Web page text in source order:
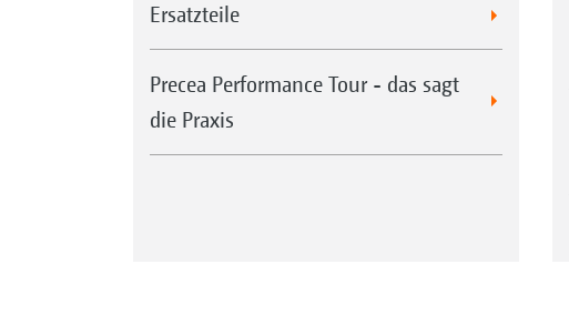
Ersatzteile
Precea Performance Tour - das sagt
die Praxis